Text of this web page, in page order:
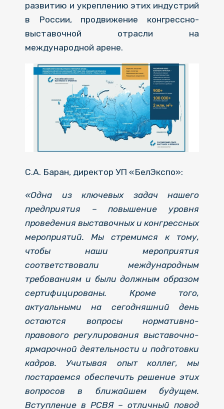
развитию и укреплению этих индустрий
в России, продвижение конгрессно-
выставочной отрасли на
международной арене.
С.А. Баран, директор УП «БелЭкспо»:
«Одна из ключевых задач нашего
предприятия – повышение уровня
проведения выставочных и конгрессных
мероприятий. Мы стремимся к тому,
чтобы наши мероприятия
соответствовали международным
требованиям и были должным образом
сертифицированы. Кроме того,
актуальными на сегодняшний день
остаются вопросы нормативно-
правового регулирования выставочно-
ярмарочной деятельности и подготовки
кадров. Учитывая опыт коллег, мы
постараемся обеспечить решение этих
вопросов в ближайшем будущем.
Вступление в РСВЯ – отличный повод